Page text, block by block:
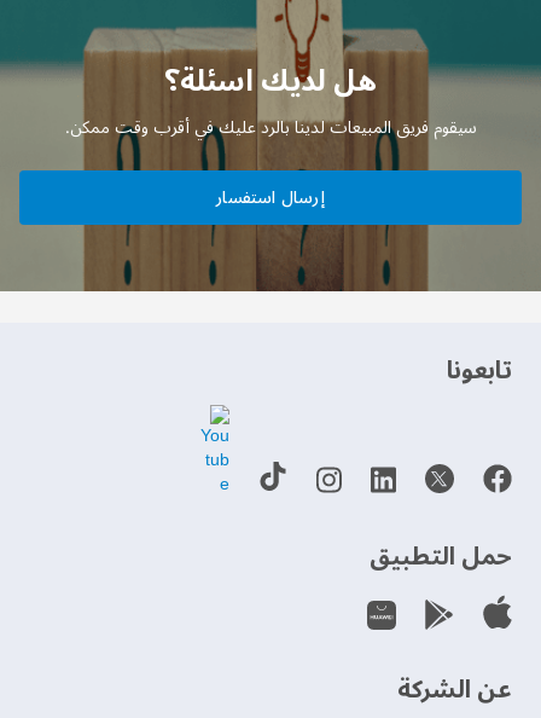
هل لديك اسئلة؟
سيقوم فريق المبيعات لدينا بالرد عليك في أقرب وقت ممكن.
إرسال استفسار
‫تابعونا‬
حمل التطبيق
عن الشركة